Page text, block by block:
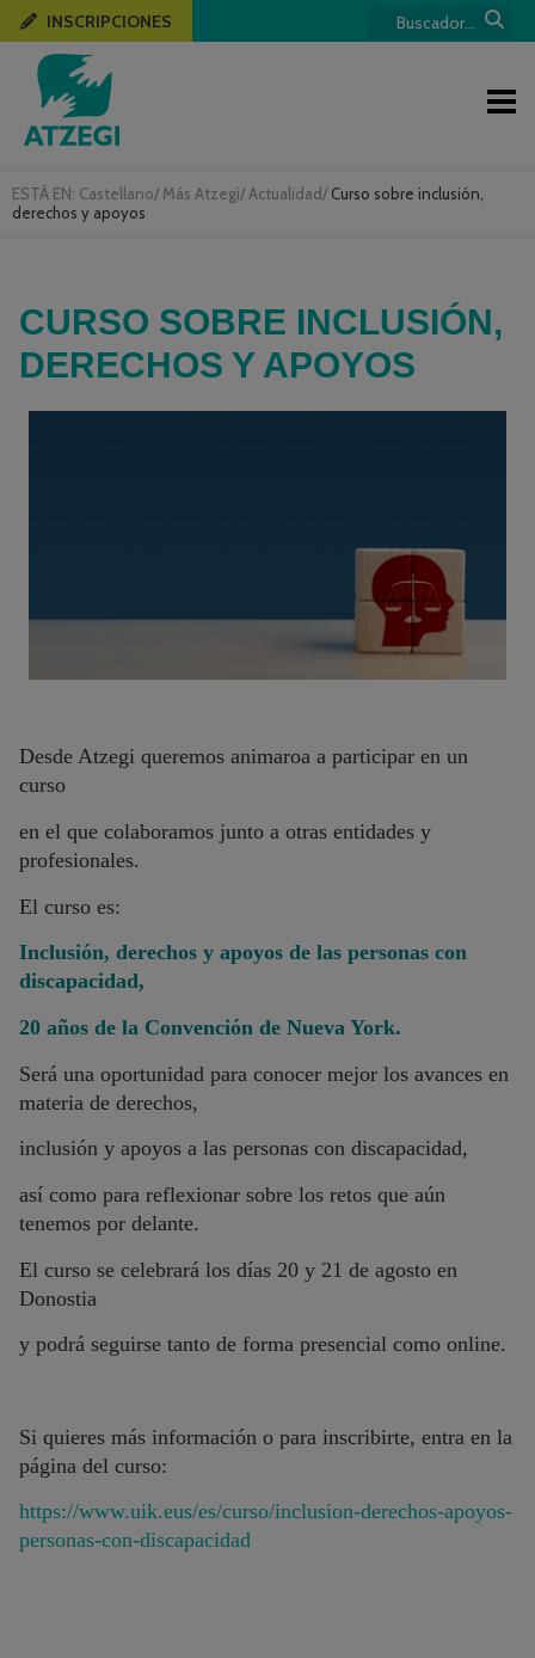
ESTÁ EN: Castellano/ Más Atzegi/ Actualidad/ Curso sobre inclusión,
derechos y apoyos
INSCRIPCIONES
CURSO SOBRE INCLUSIÓN,
DERECHOS Y APOYOS
Desde Atzegi queremos animaroa a participar en un
curso
en el que colaboramos junto a otras entidades y
profesionales.
El curso es:
Inclusión, derechos y apoyos de las personas con
discapacidad,
20 años de la Convención de Nueva York.
Será una oportunidad para conocer mejor los avances en
materia de derechos,
inclusión y apoyos a las personas con discapacidad,
así como para reflexionar sobre los retos que aún
tenemos por delante.
El curso se celebrará los días 20 y 21 de agosto en
Donostia
y podrá seguirse tanto de forma presencial como online.
Si quieres más información o para inscribirte, entra en la
página del curso:
https://www.uik.eus/es/curso/inclusion-derechos-apoyos-
personas-con-discapacidad